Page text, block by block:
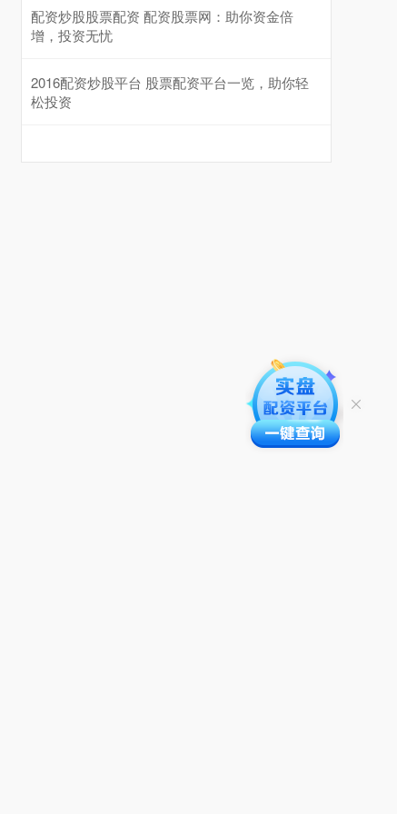
配资炒股股票配资 配资股票网：助你资金倍
增，投资无忧
2016配资炒股平台 股票配资平台一览，助你轻
松投资